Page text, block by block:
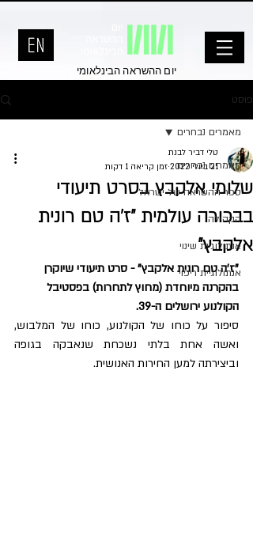
יום ההשראה הבינלאומי
פוסט
מאמרים נבחרים
ספר ההשראה של ישראל
הקהילה
אנתולוגיית שינוי
אנתולוגיית ריפוי
מאמרים נבחרים
שלומי אלקבץ בסרט תיעודי
בבכורה עולמית "ז'ה טם רונית
אלקבץ"
טלי דביר לבנת
21 ביולי 2022
זמן קריאה 1 דקות
"ז'ה טם רונית אלקבץ" - סרט תיעודי שיוקרן
בהקרנה מיוחדת (מחוץ לתחרות) בפסטיבל
הקולנוע ירושלים ה-39.
וביצירתה למען החירות האנושית.